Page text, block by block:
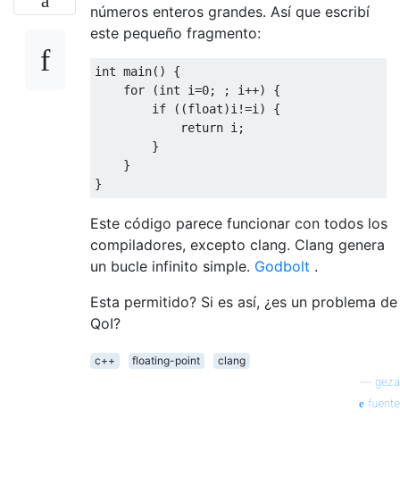
números enteros grandes. Así que escribí
este pequeño fragmento:
int main()
{
for (int i=0; ; i++) {
if ((float)i!=i) {
return i;
        }
    }
Este código parece funcionar con todos los
compiladores, excepto clang. Clang genera
un bucle infinito simple. Godbolt .
Esta permitido? Si es así, ¿es un problema de
QoI?
c++ floating-point
clang
geza
fuente